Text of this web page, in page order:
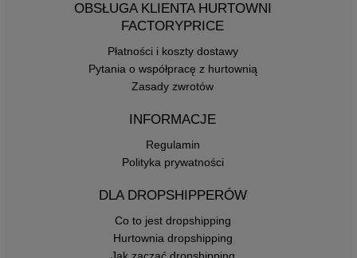
OBSŁUGA KLIENTA HURTOWNI
FACTORYPRICE
Płatności i koszty dostawy
Pytania o współpracę z hurtownią
Zasady zwrotów
INFORMACJE
Regulamin
Polityka prywatności
DLA DROPSHIPPERÓW
Co to jest dropshipping
Hurtownia dropshipping